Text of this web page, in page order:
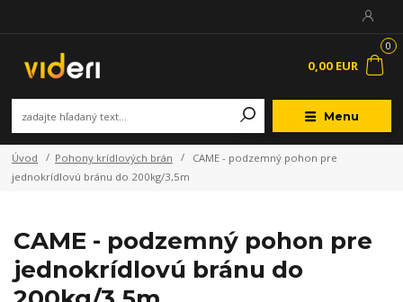
Menu
0
0,00 EUR
Úvod Pohony krídlových brán
CAME - podzemný pohon pre
jednokrídlovú bránu do 200kg/3,5m
CAME - podzemný pohon pre
jednokrídlovú bránu do